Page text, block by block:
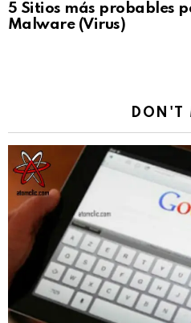
5 Sitios más probables
Malware (Virus)
DON'T